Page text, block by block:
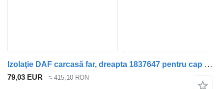
Izolaţie DAF carcasă far, dreapta 1837647 pentru cap tractor DAF CF450, CF460 (2017-)
79,03 EUR ≈ 415,10 RON